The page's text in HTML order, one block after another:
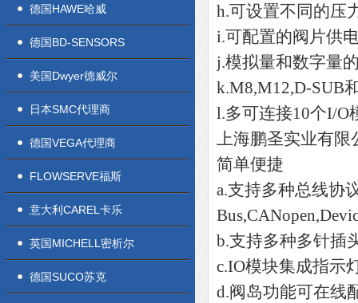
德国HAWE哈威
德国BD-SENSORS
美国Dwyer德威尔
日本SMC代理商
德国VEGA代理商
FLOWSERVE福斯
意大利CAREL卡乐
英国MICHELL密析尔
德国SUCO苏克
h.可设置不同的压
i.可配置的阀片供
j.模拟量和数字量
k.M8,M12,D-SUB
l.多可连接10个I/O
上海鹏圣实业有限
简单便捷
a.支持多种总线协
b.支持多种多针插
c.IO模块集成指示
d.阀岛功能可在线